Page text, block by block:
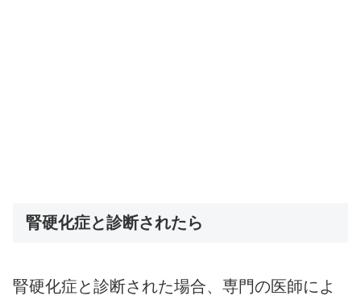
腎硬化症と診断されたら
腎硬化症と診断された場合、専門の医師によ